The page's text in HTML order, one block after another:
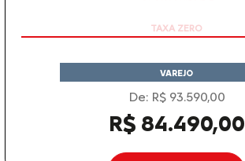
OPORTUNIDADE
VAREJO
De: R$ 93.590,00
R$ 84.490,00